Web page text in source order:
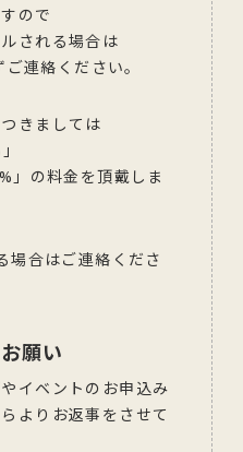
ので
される場合は
連絡ください。
きましては
」の料金を頂戴しま
場合はご連絡くださ
願い
イベントのお申込み
よりお返事をさせて